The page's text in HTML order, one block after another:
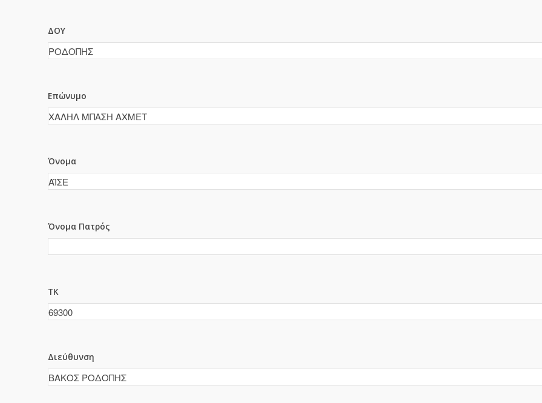
ΔΟΥ
Επώνυμο
Όνομα
Όνομα Πατρός
ΤΚ
Διεύθυνση